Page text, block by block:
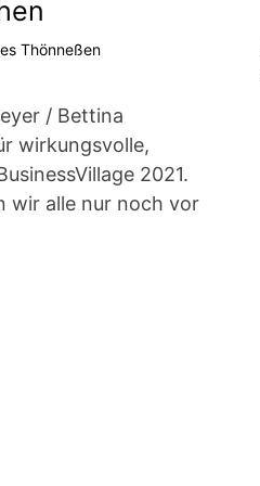
Thönneßen
/ Bettina
wirkungsvolle,
2021.
wir alle nur noch vor